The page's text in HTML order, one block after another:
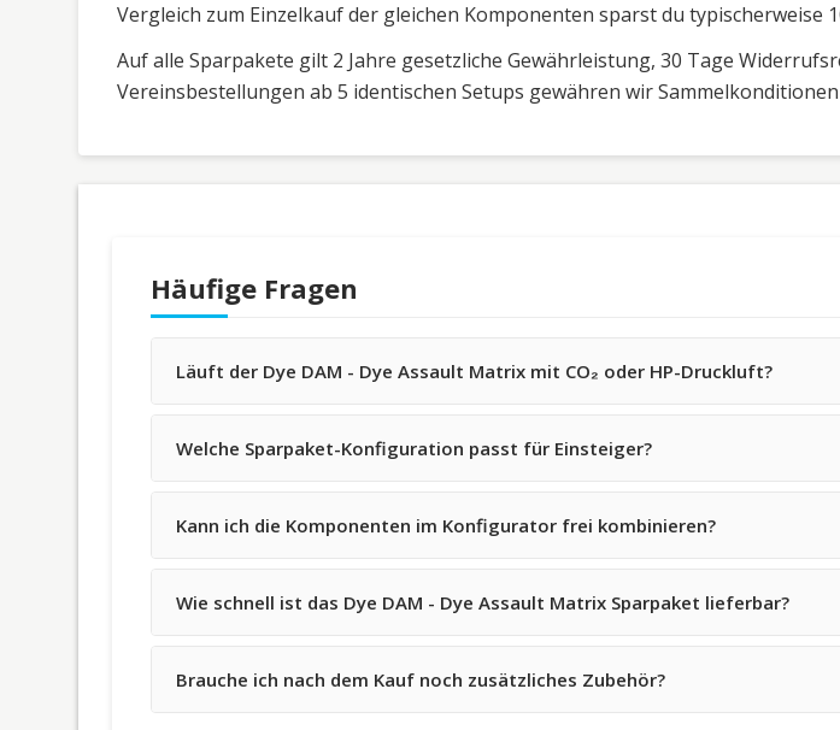
Vergleich zum Einzelkauf der gleichen Komponenten sparst du typischerweise
Auf alle Sparpakete gilt 2 Jahre gesetzliche Gewährleistung, 30 Tage
Vereinsbestellungen ab 5 identischen Setups gewähren wir
Häufige Fragen
Läuft der Dye DAM - Dye Assault Matrix mit CO₂ oder HP-Druckluft?
Welche Sparpaket-Konfiguration passt für Einsteiger?
Kann ich die Komponenten im Konfigurator frei kombinieren?
Wie schnell ist das Dye DAM - Dye Assault Matrix Sparpaket lieferbar?
Brauche ich nach dem Kauf noch zusätzliches Zubehör?